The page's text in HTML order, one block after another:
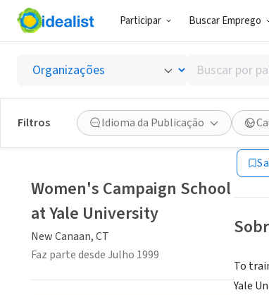
Participar Buscar Emprego
Buscar
por
palavra-
chave,
habilidades
ou
interesses
Filtros Idioma da Publicação New
To
Yale
Women's Campaign School
at Yale University
New Canaan, CT
Faz parte desde Julho 1999